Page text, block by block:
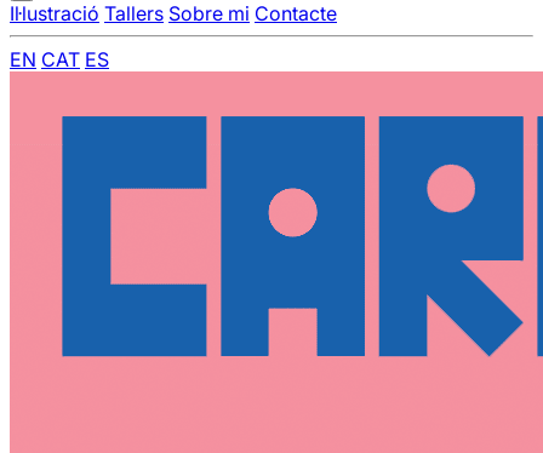
Il·lustració Tallers Sobre mi Contacte
EN CAT ES